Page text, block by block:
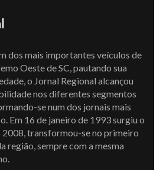
dos mais importantes veículos de
Oeste de SC, pautando sua
o Jornal Regional alcançou
nos diferentes segmentos
se num dos jornais mais
Em 16 de janeiro de 1993 surgiu o
2008, transformou-se no primeiro
região, sempre com a mesma